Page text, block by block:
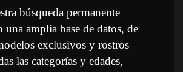
búsqueda permanente
una amplia base de datos, de
exclusivos y rostros
las categorías y edades,